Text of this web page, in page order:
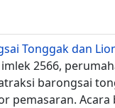
Tonggak dan
2566,
barongsai
pemasaran. Acara